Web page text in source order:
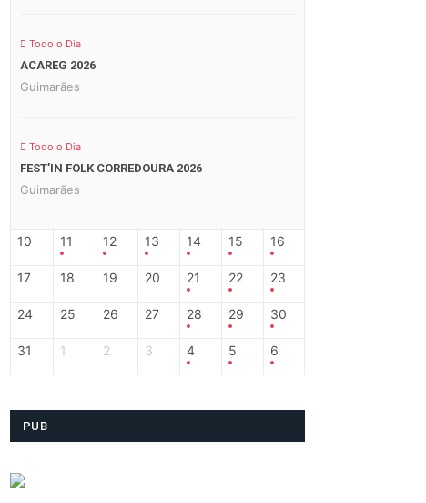
Todo o Dia
ACAREG 2026
Guimarães
Todo o Dia
FEST’IN FOLK CORREDOURA 2026
Guimarães
10 11 12 13 14 15 16
17 18 19 20 21 22 23
24 25 26 27 28 29 30
31 1 2 3 4 5 6
PUB